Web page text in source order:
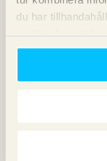
du har
Nyheter om
SEO
SEM
Sociala medier
Webbanalys